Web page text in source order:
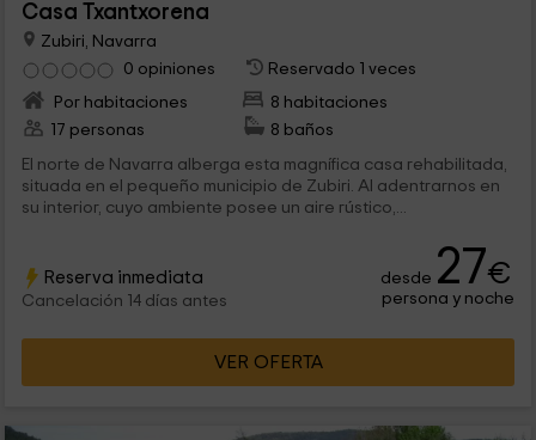
Casa Txantxorena
Zubiri, Navarra
0 opiniones
Reservado 1 veces
Por habitaciones
8 habitaciones
17 personas
8 baños
El norte de Navarra alberga esta magnífica casa rehabilitada,
situada en el pequeño municipio de Zubiri. Al adentrarnos en
su interior, cuyo ambiente posee un aire rústico,...
Reserva inmediata
Cancelación 14 días antes
desde 27€
persona y noche
VER OFERTA